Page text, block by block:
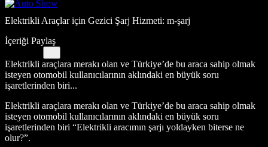
Elektrikli Araçlar için Gezici Şarj Hizmeti: m-şarj
İçeriği Paylaş
Elektrikli araçlara merakı olan ve Türkiye’de bu araca sahip olmak
isteyen otomobil kullanıcılarının aklındaki en büyük soru
işaretlerinden biri...
Elektrikli araçlara merakı olan ve Türkiye’de bu araca sahip olmak
isteyen otomobil kullanıcılarının aklındaki en büyük soru
işaretlerinden biri “Elektrikli aracımın şarjı yoldayken biterse ne
olur?”.